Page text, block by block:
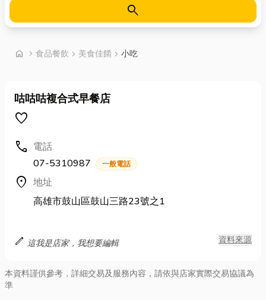
search
home chevron_right 首頁
食品餐飲 chevron_right 美食佳餚 chevron_right 小吃
咕咕咕複合式早餐店
favorite
call 電話
07-5310987
一般電話
location_on 地址
高雄市鼓山區鼓山三路23號之1
edit 這我是店家，我想要編輯 資料來源
本資料謹供參考，詳細交易及服務內容，請依與店家實際交易協議為
準